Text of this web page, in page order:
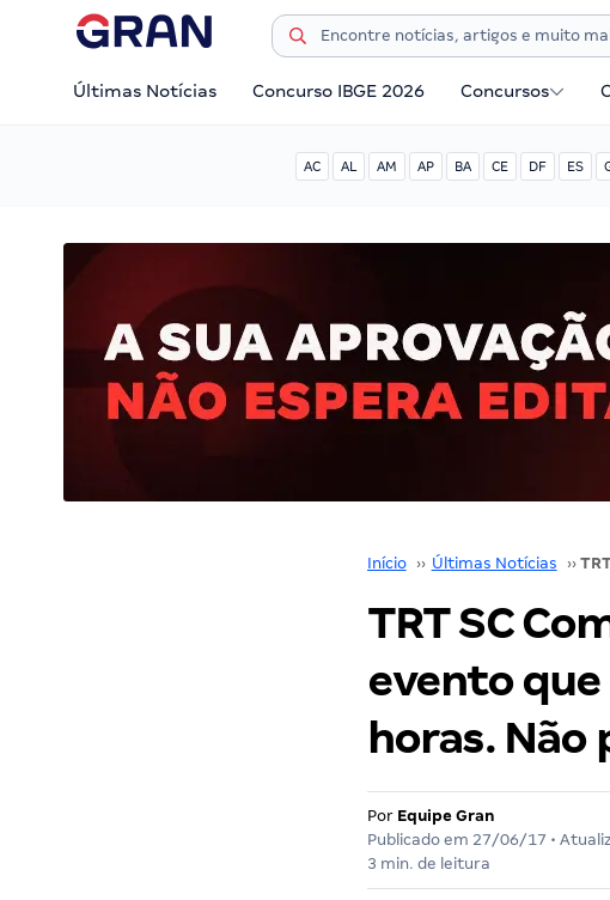
Últimas Notícias Concurso IBGE 2026 Concursos
AC AL AM AP BA CE DF ES
Início ›› Últimas Notícias ››
TRT SC
evento que
horas. Não
Por Equipe Gran
Publicado em 27/06/17 •
3 min. de leitura